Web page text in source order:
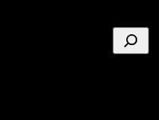
Buscar